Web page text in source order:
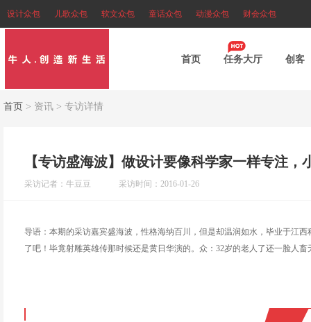
设计众包 儿歌众包 软文众包 童话众包 动漫众包 财会众包
首页 任务大厅 创客
首页 > 资讯 > 专访详情
【专访盛海波】做设计要像科学家一样专注，
采访记者：牛豆豆 采访时间：2016-01-26
导语：本期的采访嘉宾盛海波，性格海纳百川，但是却温润如水，毕业于江
了吧！毕竟射雕英雄传那时候还是黄日华演的。众：32岁的老人了还一脸人畜